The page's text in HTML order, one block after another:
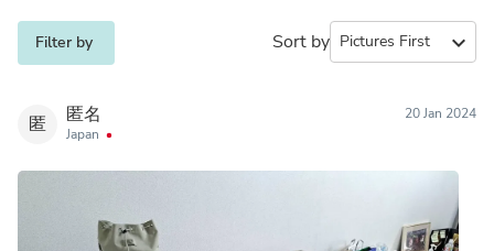
Filter by Sort by expand_more
匿 匿名
Japan
20 Jan 2024